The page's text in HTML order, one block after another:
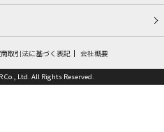
取引法に基づく表記 会社概要
Co., Ltd. All Rights Reserved.